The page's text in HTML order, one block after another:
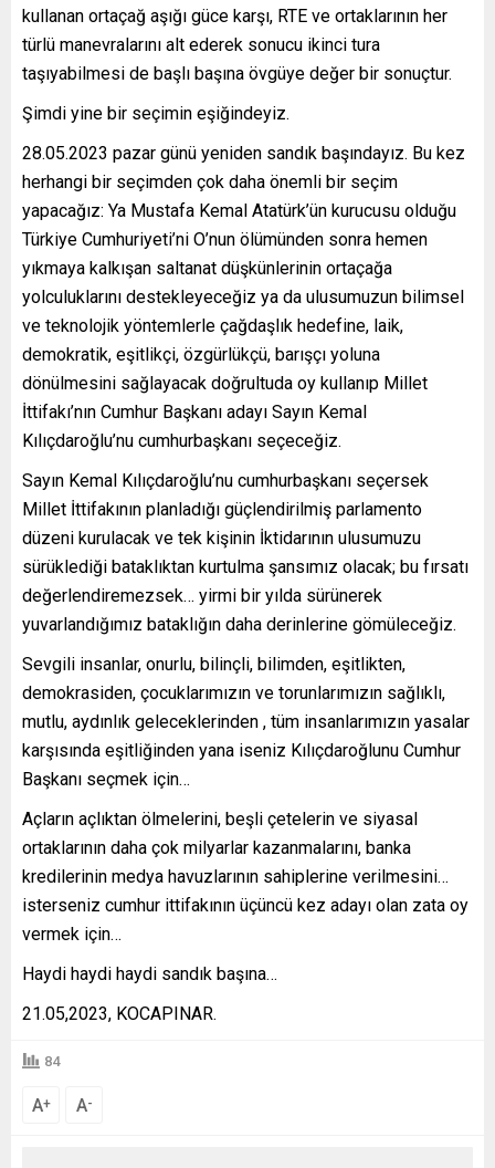
kullanan ortaçağ aşığı güce karşı, RTE ve ortaklarının her
türlü manevralarını alt ederek sonucu ikinci tura
taşıyabilmesi de başlı başına övgüye değer bir sonuçtur.
Şimdi yine bir seçimin eşiğindeyiz.
28.05.2023 pazar günü yeniden sandık başındayız. Bu kez
herhangi bir seçimden çok daha önemli bir seçim
yapacağız: Ya Mustafa Kemal Atatürk’ün kurucusu olduğu
Türkiye Cumhuriyeti’ni O’nun ölümünden sonra hemen
yıkmaya kalkışan saltanat düşkünlerinin ortaçağa
yolculuklarını destekleyeceğiz ya da ulusumuzun bilimsel
ve teknolojik yöntemlerle çağdaşlık hedefine, laik,
demokratik, eşitlikçi, özgürlükçü, barışçı yoluna
dönülmesini sağlayacak doğrultuda oy kullanıp Millet
İttifakı’nın Cumhur Başkanı adayı Sayın Kemal
Kılıçdaroğlu’nu cumhurbaşkanı seçeceğiz.
Sayın Kemal Kılıçdaroğlu’nu cumhurbaşkanı seçersek
Millet İttifakının planladığı güçlendirilmiş parlamento
düzeni kurulacak ve tek kişinin İktidarının ulusumuzu
sürüklediği bataklıktan kurtulma şansımız olacak; bu fırsatı
değerlendiremezsek… yirmi bir yılda sürünerek
yuvarlandığımız bataklığın daha derinlerine gömüleceğiz.
Sevgili insanlar, onurlu, bilinçli, bilimden, eşitlikten,
demokrasiden, çocuklarımızın ve torunlarımızın sağlıklı,
mutlu, aydınlık geleceklerinden , tüm insanlarımızın yasalar
karşısında eşitliğinden yana iseniz Kılıçdaroğlunu Cumhur
Başkanı seçmek için…
Açların açlıktan ölmelerini, beşli çetelerin ve siyasal
ortaklarının daha çok milyarlar kazanmalarını, banka
kredilerinin medya havuzlarının sahiplerine verilmesini…
isterseniz cumhur ittifakının üçüncü kez adayı olan zata oy
vermek için…
Haydi haydi haydi sandık başına…
21.05,2023, KOCAPINAR.
84
A+ A-